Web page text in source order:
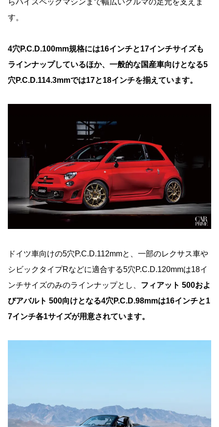
らハイスペックマシンまで幅広いクルマの足元を支えま
す。
4穴P.C.D.100mm規格には16インチと17インチサイズも
ラインナップしているほか、一般的な国産車向けとなる5
穴P.C.D.114.3mmでは17と18インチを揃えています。
ドイツ車向けの5穴P.C.D.112mmと、一部のレクサス車や
シビックタイプRなどに適合する5穴P.C.D.120mmは18イ
ンチサイズのみのラインナップとし、 フィアット 500およ
びアバルト 500向けとなる4穴P.C.D.98mmは16インチと1
7インチ各1サイズが用意されています。